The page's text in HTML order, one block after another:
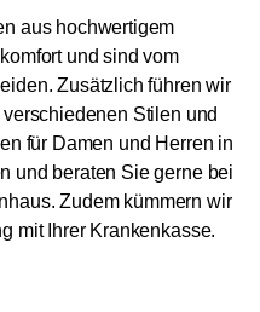
aus hochwertigem
und sind vom
Zusätzlich führen wir
Stilen und
für Damen und Herren in
und beraten Sie gerne bei
Zudem kümmern wir
mit Ihrer Krankenkasse.